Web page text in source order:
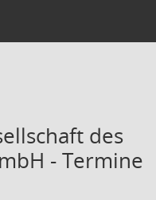
des
- Termine